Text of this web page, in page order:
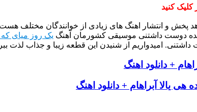
کلیک کنید
پخش و انتشار اهنگ های زیادی از خوانندگان مختلف
دوست داشتنی موسیقی کشورمان آهنگ یک روز میای که
امیدواریم از شنیدن این قطعه زیبا و جذاب لذت
+ دانلود اهنگ
یالا آبراهام + دانلود اهنگ